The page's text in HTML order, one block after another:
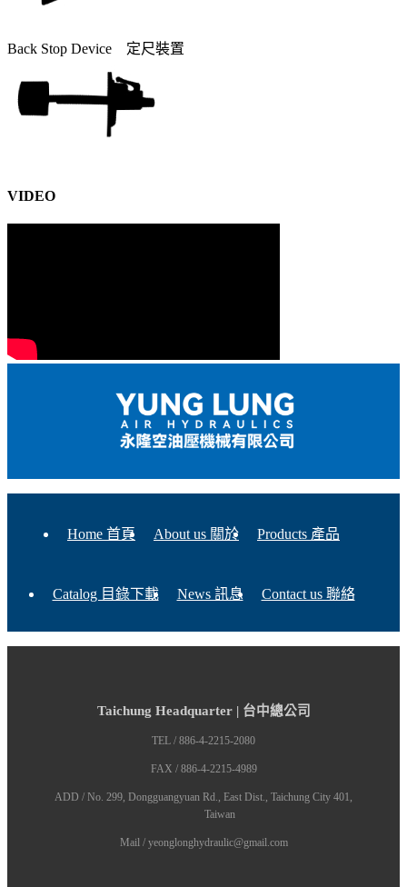
Back Stop Device 定尺裝置
VIDEO
Home 首頁 About us 關於 Products 產品
Catalog 目錄下載 News 訊息 Contact us 聯絡
Taichung Headquarter | 台中總公司
TEL / 886-4-2215-2080
FAX / 886-4-2215-4989
ADD / No. 299, Dongguangyuan Rd., East Dist., Taichung City 401,
Taiwan
Mail / yeonglonghydraulic@gmail.com